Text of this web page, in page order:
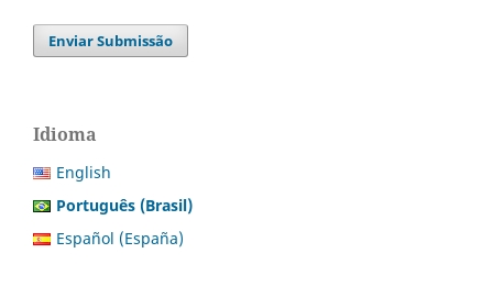
Enviar Submissão
Idioma
English
Português (Brasil)
Español (España)